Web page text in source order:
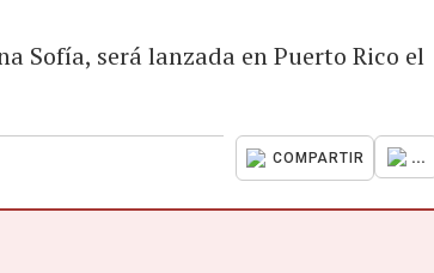
Sofía, será lanzada en Puerto Rico el
COMPARTIR ...